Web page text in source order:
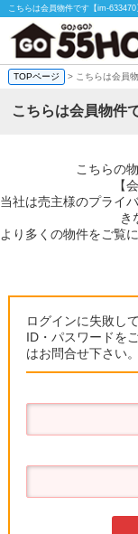
TOPページ > こちらは会員
こちらは会員物件
こちらの
【
当社は売主様のプライ
き
より多くの物件をご覧
ログインに失敗し
ID・パスワードを
はお問合せ下さい。